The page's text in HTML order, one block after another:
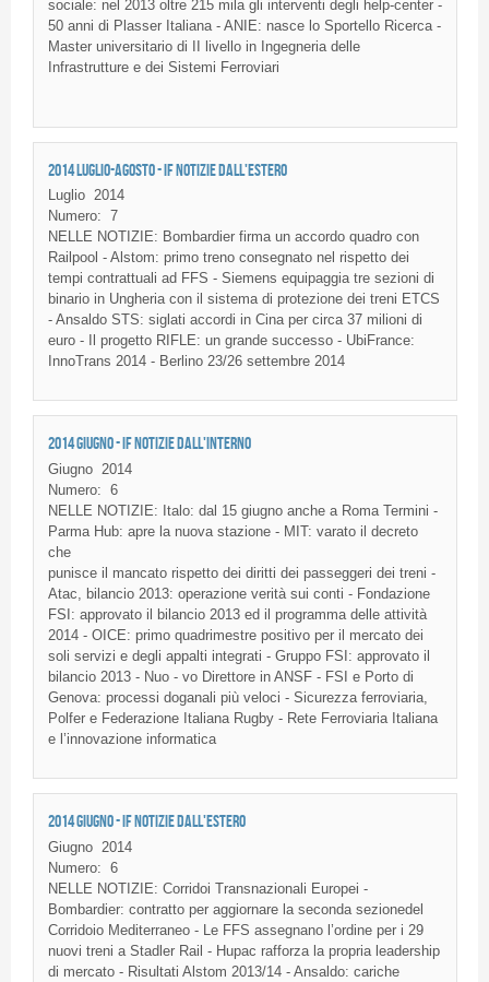
sociale: nel 2013 oltre 215 mila gli interventi degli help-center -
50 anni di Plasser Italiana - ANIE: nasce lo Sportello Ricerca -
Master universitario di II livello in Ingegneria delle
Infrastrutture e dei Sistemi Ferroviari
2014 LUGLIO-AGOSTO - IF NOTIZIE DALL'ESTERO
Luglio 2014
Numero: 7
NELLE NOTIZIE: Bombardier firma un accordo quadro con
Railpool - Alstom: primo treno consegnato nel rispetto dei
tempi contrattuali ad FFS - Siemens equipaggia tre sezioni di
binario in Ungheria con il sistema di protezione dei treni ETCS
- Ansaldo STS: siglati accordi in Cina per circa 37 milioni di
euro - Il progetto RIFLE: un grande successo - UbiFrance:
InnoTrans 2014 - Berlino 23/26 settembre 2014
2014 GIUGNO - IF NOTIZIE DALL'INTERNO
Giugno 2014
Numero: 6
NELLE NOTIZIE: Italo: dal 15 giugno anchea Roma Termini -
Parma Hub: aprela nuova stazione- MIT: varato il decreto
che
punisce il mancato rispetto dei diritti dei passeggeri dei treni -
Atac, bilancio2013: operazione verità sui conti - Fondazione
FSI : approvato il bilancio2013 ed il programma delle attività
2014 - OICE: primo quadrimestre positivoper il mercato dei
soli servizi e degli appalti integrati - Gruppo FSI : approvato il
bilancio2013 - Nuo- vo Direttorein ANSF- FSI e Porto di
Genova: processi doganali più veloci - Sicurezza ferroviaria,
Polfere Federazione ItalianaRugby - Rete Ferroviaria Italiana
e l’innovazione informatica
2014 GIUGNO - IF NOTIZIE DALL'ESTERO
Giugno
2014
Numero: 6
NELLE NOTIZIE: Corridoi Transnazionali Europei -
Bombardier: contrattoper aggiornarela seconda sezionedel
Corridoio Mediterraneo- Le FFS assegnano l’ordineper i 29
nuovi treni a StadlerRail - Hupac rafforzala proprialeadership
di mercato- Risultati Alstom 2013/14 - Ansaldo: cariche